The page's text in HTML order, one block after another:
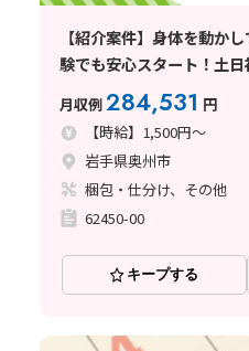
【紹介案件】身体を動か
験でも安心スタート！土
月収例284,531 円
【時給】1,500円～
岩手県奥州市
梱包・仕分け、その他
62450-00
キープする